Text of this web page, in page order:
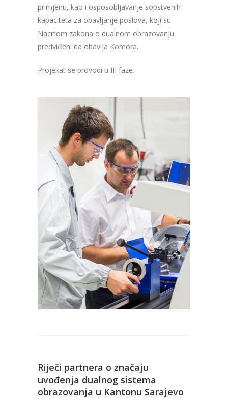
primjenu, kao i osposobljavanje sopstvenih
kapaciteta za obavljanje poslova, koji su
Nacrtom zakona o dualnom obrazovanju
predviđeni da obavlja Komora.
Projekat se provodi u III faze.
Riječi partnera o značaju
uvođenja dualnog sistema
obrazovanja u Kantonu Sarajevo